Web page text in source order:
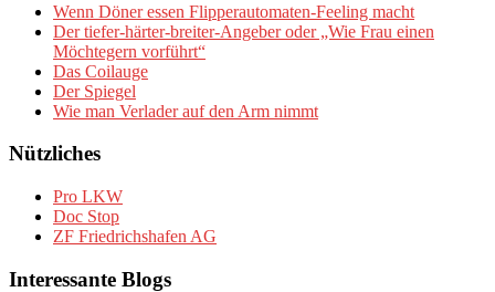
Wenn Döner essen Flipperautomaten-Feeling macht
Der tiefer-härter-breiter-Angeber oder „Wie Frau einen
Möchtegern vorführt“
Das Coilauge
Der Spiegel
Wie man Verlader auf den Arm nimmt
Nützliches
Pro LKW
Doc Stop
ZF Friedrichshafen AG
Interessante Blogs